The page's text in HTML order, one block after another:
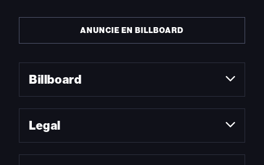
ANUNCIE EN BILLBOARD
Billboard
Legal